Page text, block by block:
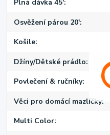
Plná dávka 45'
Osvěžení párou 20'
Košile
Džíny/Dětské prádlo
Povlečení & ručníky
Věci pro domácí mazlíčky
Multi Color